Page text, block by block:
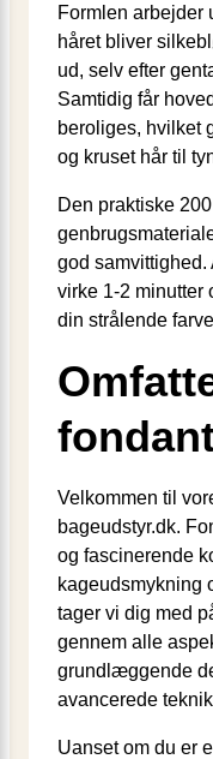
Formlen arbejder
håret bliver
ud, selv efter
Samtidig får
beroliges, hvilket
og kruset hår til
Den praktiske
god samvittighed.
virke 1-2 minutter
din strålende
Velkommen til
bageudstyr.dk.
og fascinerende
kageudsmykning
tager vi dig med
gennem alle
grundlæggende
avancerede
Uanset om du er